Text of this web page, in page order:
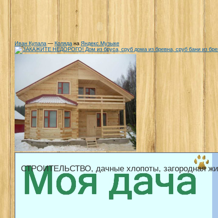
Иван Купала — Коляда на Яндекс.Музыке
СТРОИТЕЛЬСТВО, дачные хлопоты, загородная